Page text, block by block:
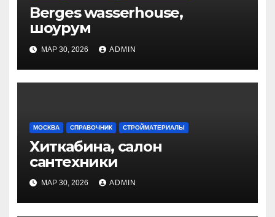
Berges wasserhouse,
шоурум
МАР 30, 2026 ADMIN
МОСКВА СПРАВОЧНИК СТРОЙМАТЕРИАЛЫ
Хиткабина, салон
сантехники
МАР 30, 2026 ADMIN